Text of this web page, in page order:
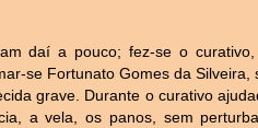
daí a pouco; fez-se o
se Fortunato Gomes da
grave. Durante o curativo
a vela, os panos, sem